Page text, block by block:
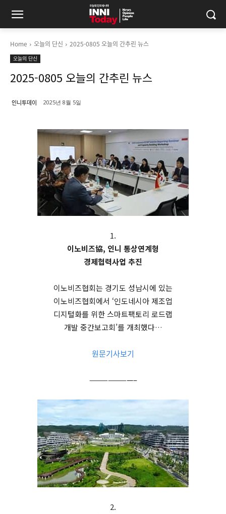
Home 오늘의 단신 2025-0805 오늘의 간추린 뉴스
오늘의 단신
2025-0805 오늘의 간추린 뉴스
인니투데이 2025년 8월 5일
1.
이노비즈協, 인니 통상연계형
경제협력사업 추진
이노비즈협회는 경기도 성남시에 있는
이노비즈협회에서 ‘인도네시아 제조업
디지털화를 위한 스마트팩토리 로드랩
개발 중간보고회’를 개최했다…
원문기사보기
———————–
2.